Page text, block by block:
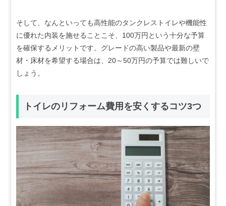
そして、なんといっても高性能のタンクレストイレや機能性
に優れた内装を施せることこそ、100万円という十分な予算
を確保するメリットです。グレードの高い製品や最新の壁
材・床材を希望する場合は、20～50万円の予算では難しいで
しょう。
トイレのリフォーム費用を安くするコツ3つ